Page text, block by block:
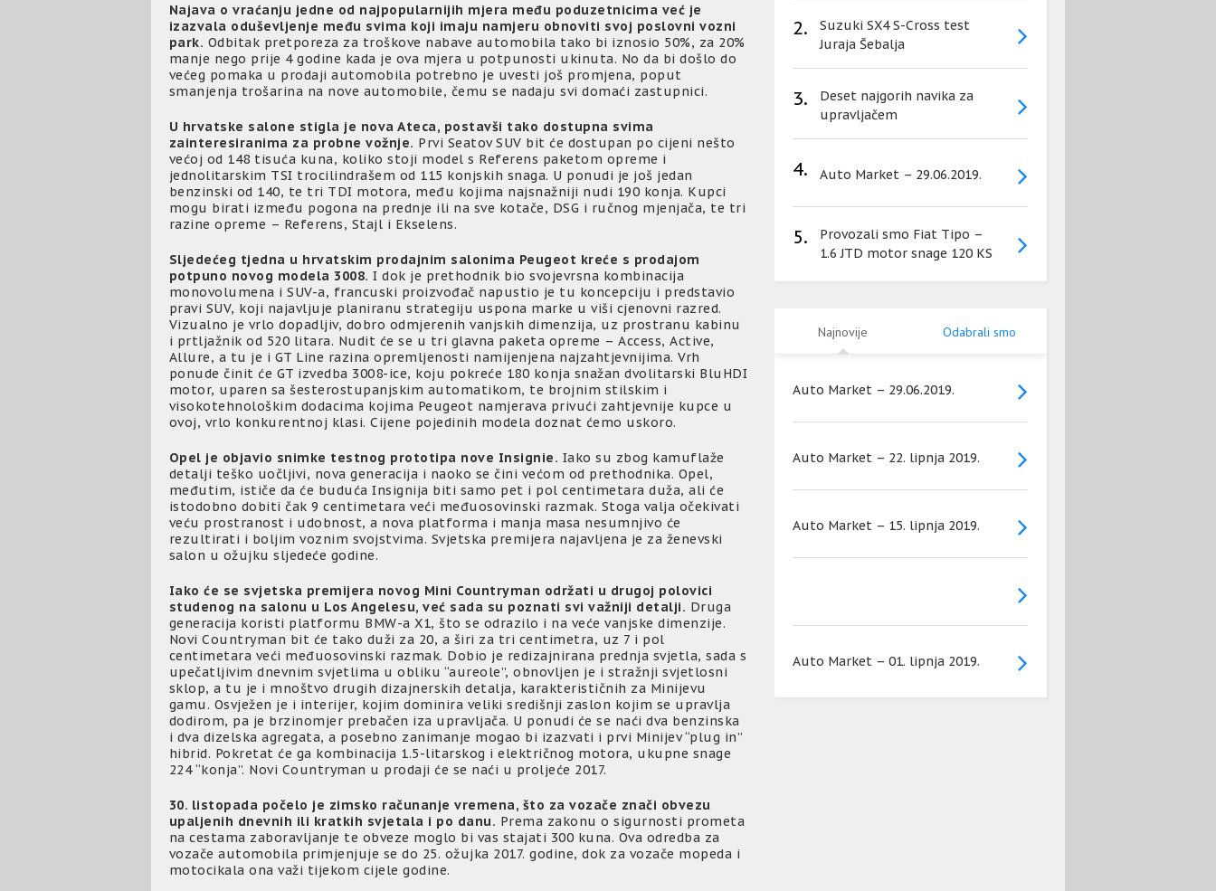
Najava o vraćanju jedne od najpopularnijih mjera među poduzetnicima već je
izazvala oduševljenje među svima koji imaju namjeru obnoviti svoj poslovni vozni
park. Odbitak pretporeza za troškove nabave automobila tako bi iznosio 50%, za 20%
manje nego prije 4 godine kada je ova mjera u potpunosti ukinuta. No da bi došlo do
većeg pomaka u prodaji automobila potrebno je uvesti još promjena, poput
smanjenja trošarina na nove automobile, čemu se nadaju svi domaći zastupnici.
U hrvatske salone stigla je nova Ateca, postavši tako dostupna svima
zainteresiranima za probne vožnje. Prvi Seatov SUV bit će dostupan po cijeni nešto
većoj od 148 tisuća kuna, koliko stoji model s Referens paketom opreme i
jednolitarskim TSI trocilindrašem od 115 konjskih snaga. U ponudi je još jedan
benzinski od 140, te tri TDI motora, među kojima najsnažniji nudi 190 konja. Kupci
mogu birati između pogona na prednje ili na sve kotače, DSG i ručnog mjenjača, te tri
razine opreme – Referens, Stajl i Ekselens.
Sljedećeg tjedna u hrvatskim prodajnim salonima Peugeot kreće s prodajom
potpuno novog modela 3008. I dok je prethodnik bio svojevrsna kombinacija
monovolumena i SUV-a, francuski proizvođač napustio je tu koncepciju i predstavio
pravi SUV, koji najavljuje planiranu strategiju uspona marke u viši cjenovni razred.
Vizualno je vrlo dopadljiv, dobro odmjerenih vanjskih dimenzija, uz prostranu kabinu
i prtljažnik od 520 litara. Nudit će se u tri glavna paketa opreme – Access, Active,
Allure, a tu je i GT Line razina opremljenosti namijenjena najzahtjevnijima. Vrh
ponude činit će GT izvedba 3008-ice, koju pokreće 180 konja snažan dvolitarski BluHDI
motor, uparen sa šesterostupanjskim automatikom, te brojnim stilskim i
visokotehnološkim dodacima kojima Peugeot namjerava privući zahtjevnije kupce u
ovoj, vrlo konkurentnoj klasi. Cijene pojedinih modela doznat ćemo uskoro.
Opel je objavio snimke testnog prototipa nove Insignie. Iako su zbog kamuflaže
detalji teško uočljivi, nova generacija i naoko se čini većom od prethodnika. Opel,
međutim, ističe da će buduća Insignija biti samo pet i pol centimetara duža, ali će
istodobno dobiti čak 9 centimetara veći međuosovinski razmak. Stoga valja očekivati
veću prostranost i udobnost, a nova platforma i manja masa nesumnjivo će
rezultirati i boljim voznim svojstvima. Svjetska premijera najavljena je za ženevski
salon u ožujku sljedeće godine.
Iako će se svjetska premijera novog Mini Countryman održati u drugoj polovici
studenog na salonu u Los Angelesu, već sada su poznati svi važniji detalji. Druga
generacija koristi platformu BMW-a X1, što se odrazilo i na veće vanjske dimenzije.
Novi Countryman bit će tako duži za 20, a širi za tri centimetra, uz 7 i pol
centimetara veći međuosovinski razmak. Dobio je redizajnirana prednja svjetla, sada s
upečatljivim dnevnim svjetlima u obliku “aureole”, obnovljen je i stražnji svjetlosni
sklop, a tu je i mnoštvo drugih dizajnerskih detalja, karakterističnih za Minijevu
gamu. Osvježen je i interijer, kojim dominira veliki središnji zaslon kojim se upravlja
dodirom, pa je brzinomjer prebačen iza upravljača. U ponudi će se naći dva benzinska
i dva dizelska agregata, a posebno zanimanje mogao bi izazvati i prvi Minijev “plug in”
hibrid. Pokretat će ga kombinacija 1.5-litarskog i električnog motora, ukupne snage
224 “konja”. Novi Countryman u prodaji će se naći u proljeće 2017.
30. listopada počelo je zimsko računanje vremena, što za vozače znači obvezu
upaljenih dnevnih ili kratkih svjetala i po danu. Prema zakonu o sigurnosti prometa
na cestama zaboravljanje te obveze moglo bi vas stajati 300 kuna. Ova odredba za
vozače automobila primjenjuje se do 25. ožujka 2017. godine, dok za vozače mopeda i
motocikala ona važi tijekom cijele godine.
2.
Suzuki SX4 S-Cross test
Juraja Šebalja
3.
Deset najgorih navika za
upravljačem
4. Auto Market – 29.06.2019.
5.
Provozali smo Fiat Tipo –
1.6 JTD motor snage 120 KS
Najnovije Odabrali smo
Auto Market – 29.06.2019.
Auto Market – 22. lipnja 2019.
Auto Market – 15. lipnja 2019.
Auto Market – 01. lipnja 2019.